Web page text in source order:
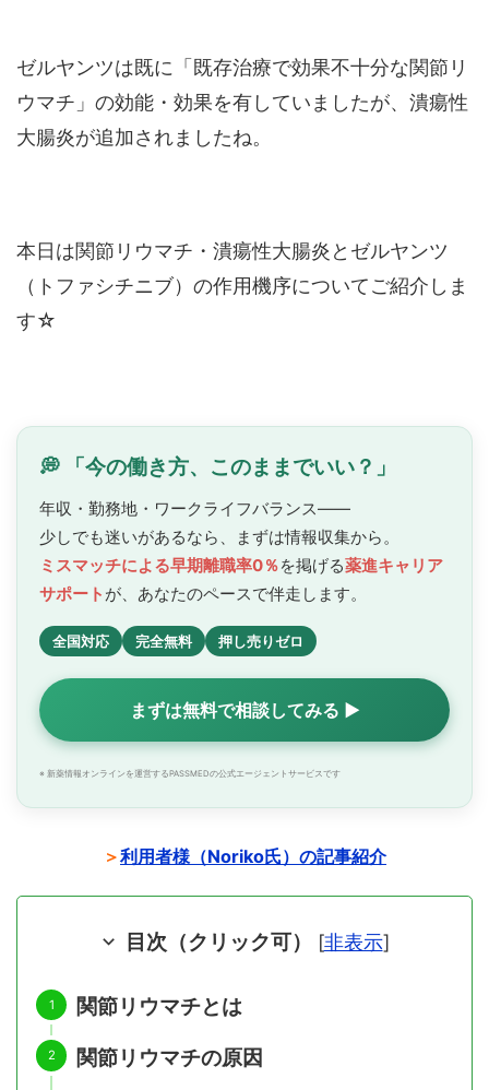
ゼルヤンツは既に「既存治療で効果不十分な関節リ
ウマチ」の効能・効果を有していましたが、潰瘍性
大腸炎が追加されましたね。
本日は関節リウマチ・潰瘍性大腸炎とゼルヤンツ
（トファシチニブ）の作用機序についてご紹介しま
す☆
💭 「今の働き方、このままでいい？」
年収・勤務地・ワークライフバランス——
少しでも迷いがあるなら、まずは情報収集から。
ミスマッチによる早期離職率0％を掲げる薬進キャリア
サポート が、あなたのペースで伴走します。
全国対応 完全無料 押し売りゼロ
まずは無料で相談してみる ▶
※ 新薬情報オンラインを運営するPASSMEDの公式エージェントサービスです
＞利用者様（Noriko氏）の記事紹介
目次（クリック可） [非表示]
関節リウマチとは
関節リウマチの原因